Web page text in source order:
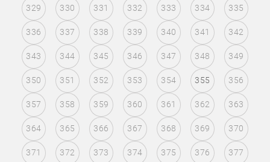
329 330 331 332 333 334 335
336 337 338 339 340 341 342
343 344 345 346 347 348 349
350 351 352 353 354 355 356
357 358 359 360 361 362 363
364 365 366 367 368 369 370
371 372 373 374 375 376 377